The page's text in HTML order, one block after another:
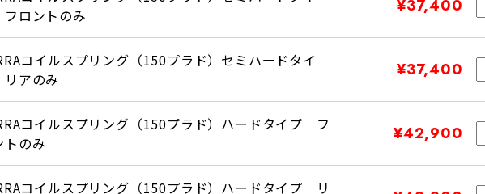
ロントのみ
¥37,400
コイルスプリング（150プラド）セミハードタイ
アのみ
¥37,400
コイルスプリング（150プラド）ハードタイプ フ
トのみ
¥42,900
コイルスプリング（150プラド）ハードタイプ リ